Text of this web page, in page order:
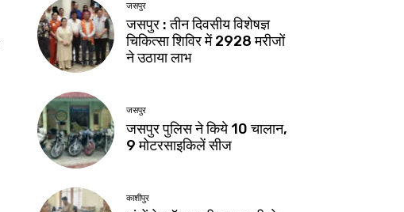
जसपुर
जसपुर : तीन दिवसीय विशेषज्ञ
चिकित्सा शिविर में 2928 मरीजों
ने उठाया लाभ
जसपुर
जसपुर पुलिस ने किये 10 चालान,
9 मोटरसाइकिलें सीज
काशीपुर